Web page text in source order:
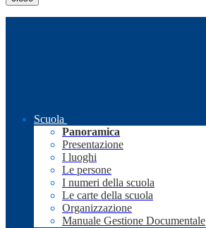
Scuola
Panoramica
Presentazione
I luoghi
Le persone
I numeri della scuola
Le carte della scuola
Organizzazione
Manuale Gestione Documentale